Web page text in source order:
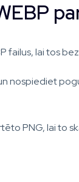
failus, lai tos
nospiediet
PNG, lai to